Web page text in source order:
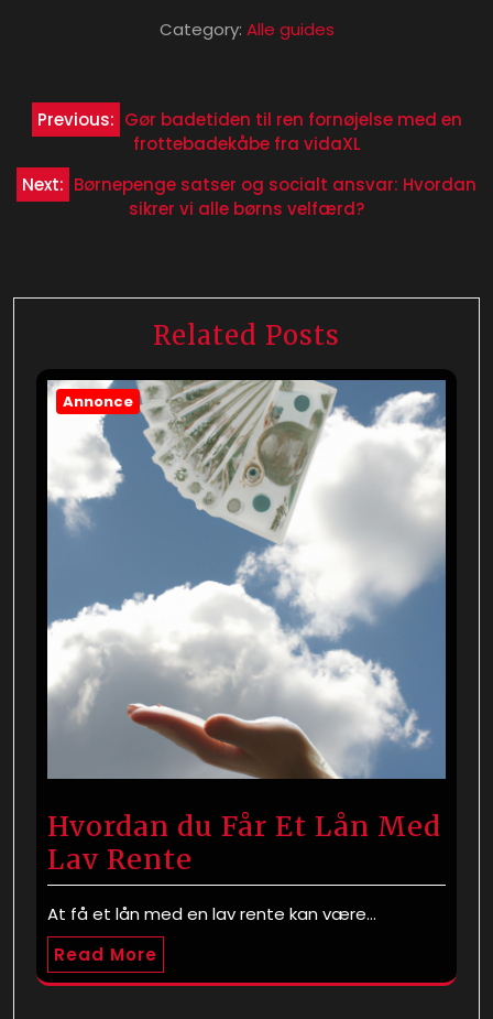
Category: Alle guides
Indlægsnavigation
Previous: Gør badetiden til ren fornøjelse med en
frottebadekåbe fra vidaXL
Next: Børnepenge satser og socialt ansvar: Hvordan
sikrer vi alle børns velfærd?
Related Posts
Annonce
Hvordan du Får Et Lån Med
Lav Rente
At få et lån med en lav rente kan være…
Read More